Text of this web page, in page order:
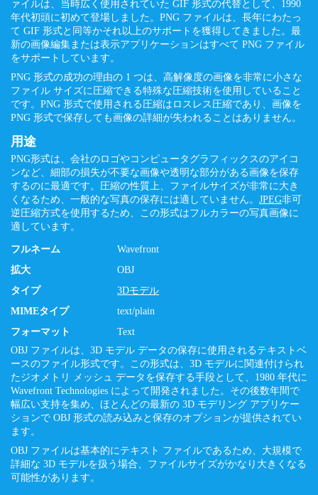
ァイルは、当時広く使用されていた GIF 形式の代替として、1990
年代初頭に初めて登場しました。PNG ファイルは、長年にわたっ
て GIF 形式と同等かそれ以上のサポートを獲得してきました。最
新の画像編集または表示アプリケーションはすべて PNG ファイル
をサポートしています。
PNG 形式の成功の理由の 1 つは、高解像度の画像を非常に小さな
ファイル サイズに圧縮できる特殊な圧縮技術を使用していること
です。PNG 形式で使用される圧縮はロスレス圧縮であり、画像を
PNG 形式で保存しても画像の詳細が失われることはありません。
用途
PNG形式は、会社のロゴやコンピュータグラフィックスのアイコ
ンなど、細部の損失が不要な画像や透明な部分がある画像を保存
するのに最適です。圧縮の性質上、ファイルサイズが非常に大き
くなるため、一般的な写真の保存には適していません。 JPEG非可
逆圧縮方式を使用するため、この形式はフルカラーの写真画像に
適しています。
フルネーム
Wavefront
拡大
OBJ
タイプ
3Dモデル
MIMEタイプ
text/plain
フォーマット
Text
OBJ ファイルは、3D モデル データの保存に使用されるテキストベ
ースのファイル形式です。この形式は、3D モデルに関連付けられ
たジオメトリ メッシュ データを保存する手段として、1980 年代に
Wavefront Technologies によって開発されました。その後数年間で
幅広い支持を集め、ほとんどの最新の 3D モデリング アプリケー
ションで OBJ 形式の読み込みと保存のオプションが提供されてい
ます。
OBJ ファイルは基本的にテキスト ファイルであるため、大規模で
詳細な 3D モデルを扱う場合、ファイルサイズがかなり大きくなる
可能性があります。